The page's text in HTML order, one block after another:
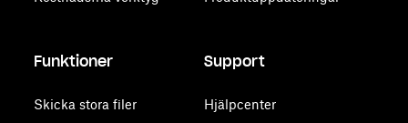
Funktioner
Skicka stora filer
Support
Hjälpcenter